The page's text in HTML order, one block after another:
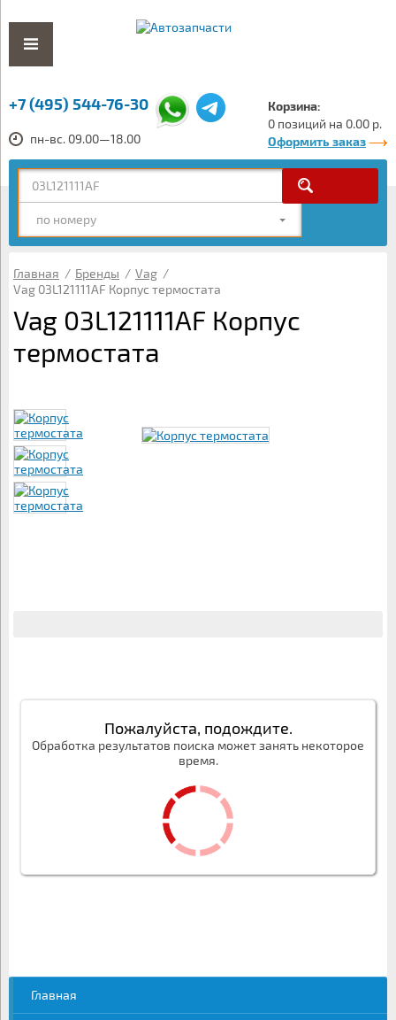
+7 (495) 544-76-30
пн-вс. 09.00—18.00
Корзина:
0 позиций на 0.00 р.
Оформить заказ
по номеру
Главная / Бренды / Vag /
Vag 03L121111AF Корпус термостата
Vag 03L121111AF Корпус
термостата
Пожалуйста, подождите.
Обработка результатов поиска может занять некоторое
время.
Главная